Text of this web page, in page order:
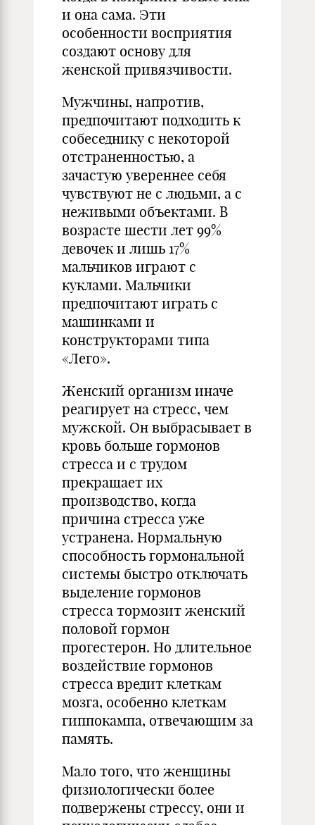
и она сама. Эти
особенности восприятия
создают основу для
женской привязчивости.
Мужчины, напротив,
предпочитают подходить к
собеседнику с некоторой
отстраненностью, а
зачастую увереннее себя
чувствуют не с людьми, а с
неживыми объектами. В
возрасте шести лет 99%
девочек и лишь 17%
мальчиков играют с
куклами. Мальчики
предпочитают играть с
машинками и
конструкторами типа
«Лего».
Женский организм иначе
реагирует на стресс, чем
мужской. Он выбрасывает в
кровь больше гормонов
стресса и с трудом
прекращает их
производство, когда
причина стресса уже
устранена. Нормальную
способность гормональной
системы быстро отключать
выделение гормонов
стресса тормозит женский
половой гормон
прогестерон. Но длительное
воздействие гормонов
стресса вредит клеткам
мозга, особенно клеткам
гиппокампа, отвечающим за
память.
Мало того, что женщины
физиологически более
подвержены стрессу, они и